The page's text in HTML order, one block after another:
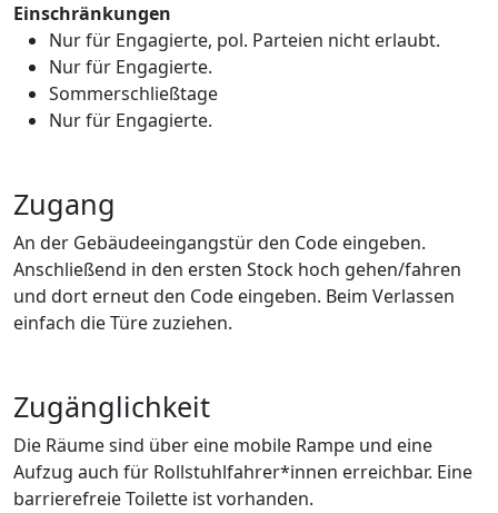
Einschränkungen
Nur für Engagierte, pol. Parteien nicht erlaubt.
Nur für Engagierte.
Sommerschließtage
Nur für Engagierte.
Zugang
An der Gebäudeeingangstür den Code eingeben.
Anschließend in den ersten Stock hoch gehen/fahren
und dort erneut den Code eingeben. Beim Verlassen
einfach die Türe zuziehen.
Zugänglichkeit
Die Räume sind über eine mobile Rampe und eine
Aufzug auch für Rollstuhlfahrer*innen erreichbar. Eine
barrierefreie Toilette ist vorhanden.